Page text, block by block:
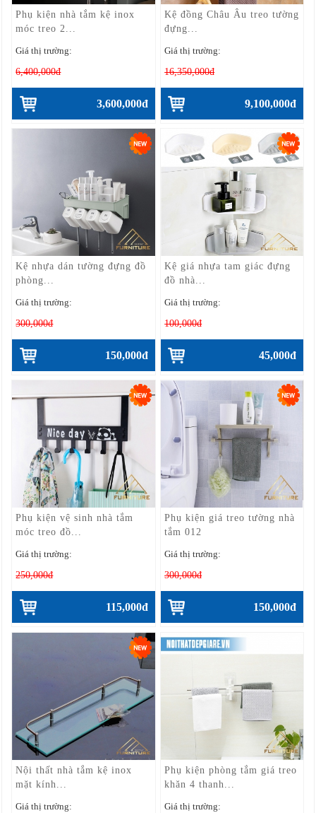
Phụ kiện nhà tắm kệ inox
móc treo 2...
Giá thị trường:
6,400,000đ
3,600,000đ
Kệ đồng Châu Âu treo tường
đựng...
Giá thị trường:
16,350,000đ
9,100,000đ
Kệ nhựa dán tường đựng đồ
phòng...
Giá thị trường:
300,000đ
150,000đ
Kệ giá nhựa tam giác đựng
đồ nhà...
Giá thị trường:
100,000đ
45,000đ
Phụ kiện vệ sinh nhà tắm
móc treo đồ...
Giá thị trường:
250,000đ
115,000đ
Phụ kiện giá treo tường nhà
tắm 012
Giá thị trường:
300,000đ
150,000đ
Nội thất nhà tắm kệ inox
mặt kính...
Giá thị trường:
Phụ kiện phòng tắm giá treo
khăn 4 thanh...
Giá thị trường: